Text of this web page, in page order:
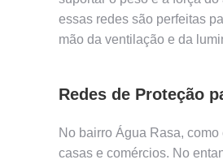
essas redes são perfeitas
mão da ventilação e da
Redes de Proteção
No bairro Água Rasa,
casas e comércios. No